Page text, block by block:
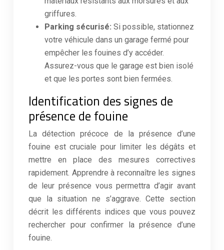
griffures.
Parking sécurisé: Si possible, stationnez
votre véhicule dans un garage fermé pour
empêcher les fouines d’y accéder.
Assurez-vous que le garage est bien isolé
et que les portes sont bien fermées.
Identification des signes de
présence de fouine
La détection précoce de la présence d’une
fouine est cruciale pour limiter les dégâts et
mettre en place des mesures correctives
rapidement. Apprendre à reconnaître les signes
de leur présence vous permettra d’agir avant
que la situation ne s’aggrave. Cette section
décrit les différents indices que vous pouvez
rechercher pour confirmer la présence d’une
fouine.